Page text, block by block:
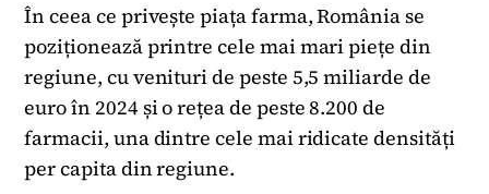
În ceea ce privește piața farma, România se
poziționează printre cele mai mari piețe din
regiune, cu venituri de peste 5,5 miliarde de
euro în 2024 și o rețea de peste 8.200 de
farmacii, una dintre cele mai ridicate densități
per capita din regiune.